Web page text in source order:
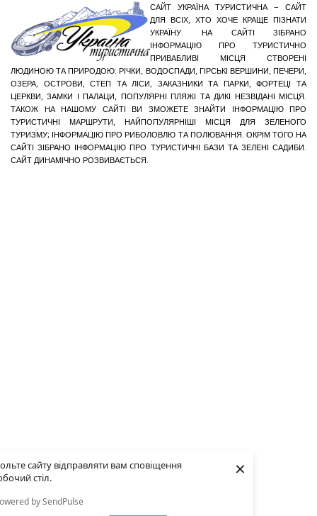
сайту відправляти вам сповіщення
стіл.
by SendPulse
×
САЙТ УКРАЇНА ТУРИСТИЧНА – САЙТ
ДЛЯ ВСІХ, ХТО ХОЧЕ КРАЩЕ ПІЗНАТИ
УКРАЇНУ. НА САЙТІ ЗІБРАНО
ІНФОРМАЦІЮ ПРО ТУРИСТИЧНО
ПРИВАБЛИВІ МІСЦЯ СТВОРЕНІ
ЛЮДИНОЮ ТА ПРИРОДОЮ: РІЧКИ, ВОДОСПАДИ, ГІРСЬКІ ВЕРШИНИ, ПЕЧЕРИ,
ОЗЕРА, ОСТРОВИ, СТЕП ТА ЛІСИ, ЗАКАЗНИКИ ТА ПАРКИ, ФОРТЕЦІ ТА
ЦЕРКВИ, ЗАМКИ І ПАЛАЦИ, ПОПУЛЯРНІ ПЛЯЖІ ТА ДИКІ НЕЗВІДАНІ МІСЦЯ.
ТАКОЖ НА НАШОМУ САЙТІ ВИ ЗМОЖЕТЕ ЗНАЙТИ ІНФОРМАЦІЮ ПРО
ТУРИСТИЧНІ МАРШРУТИ, НАЙПОПУЛЯРНІШІ МІСЦЯ ДЛЯ ЗЕЛЕНОГО
ТУРИЗМУ; ІНФОРМАЦІЮ ПРО РИБОЛОВЛЮ ТА ПОЛЮВАННЯ. ОКРІМ ТОГО НА
САЙТІ ЗІБРАНО ІНФОРМАЦІЮ ПРО ТУРИСТИЧНІ БАЗИ ТА ЗЕЛЕНІ САДИБИ.
САЙТ ДИНАМІЧНО РОЗВИВАЄТЬСЯ.